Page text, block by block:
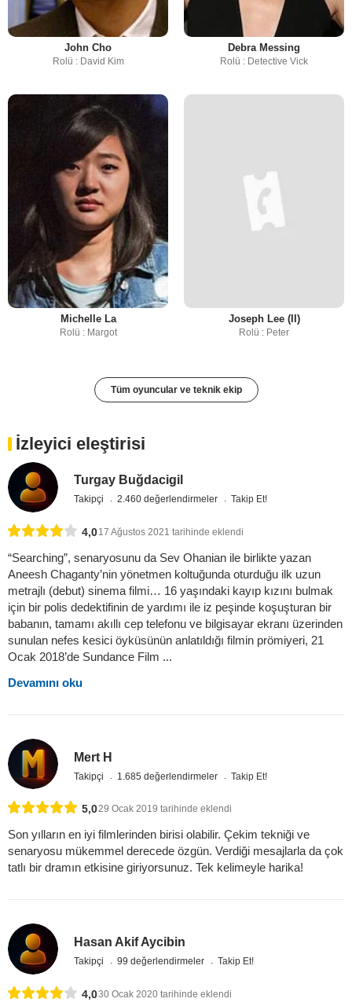
John Cho
Rolü : David Kim
Debra Messing
Rolü : Detective Vick
Michelle La
Rolü : Margot
Joseph Lee (II)
Rolü : Peter
Tüm oyuncular ve teknik ekip
İzleyici eleştirisi
Turgay Buğdacigil
Takipçi 2.460 değerlendirmeler Takip Et!
4,017 Ağustos 2021 tarihinde eklendi
“Searching”, senaryosunu da Sev Ohanian ile birlikte yazan
Aneesh Chaganty’nin yönetmen koltuğunda oturduğu ilk uzun
metrajlı (debut) sinema filmi… 16 yaşındaki kayıp kızını bulmak
için bir polis dedektifinin de yardımı ile iz peşinde koşuşturan bir
babanın, tamamı akıllı cep telefonu ve bilgisayar ekranı üzerinden
sunulan nefes kesici öyküsünün anlatıldığı filmin prömiyeri, 21
Ocak 2018’de Sundance Film ...
Devamını oku
Mert H
Takipçi 1.685 değerlendirmeler Takip Et!
5,029 Ocak 2019 tarihinde eklendi
Son yılların en iyi filmlerinden birisi olabilir. Çekim tekniği ve
senaryosu mükemmel derecede özgün. Verdiği mesajlarla da çok
tatlı bir dramın etkisine giriyorsunuz. Tek kelimeyle harika!
Hasan Akif Aycibin
Takipçi 99 değerlendirmeler Takip Et!
4,030 Ocak 2020 tarihinde eklendi